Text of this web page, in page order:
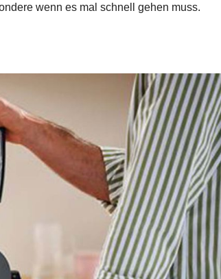
wenn es mal schnell gehen muss.